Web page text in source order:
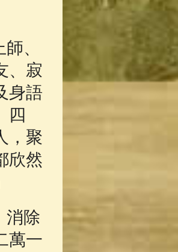
、
、寂
身語
四
，聚
欣然
消除
萬一